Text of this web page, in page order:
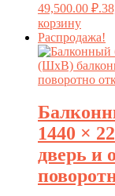
49,500.00 ₽.
корзину
Распродажа!
1440 ×
дверь и